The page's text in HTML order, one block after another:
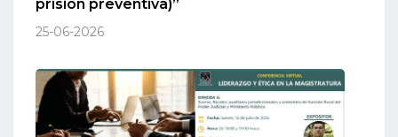
prisión preventiva)”
25-06-2026